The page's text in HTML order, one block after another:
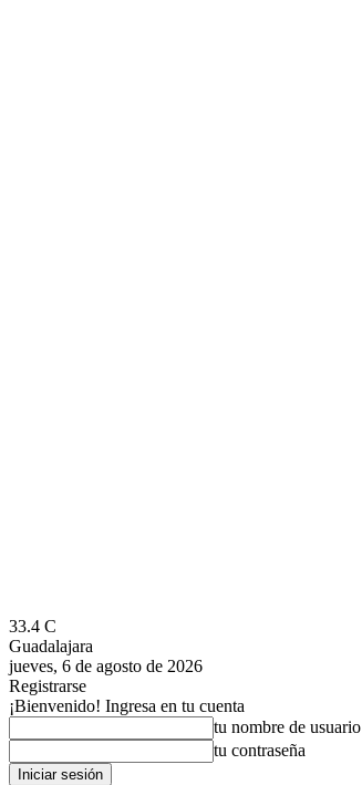
33.4 C
Guadalajara
jueves, 6 de agosto de 2026
Registrarse
¡Bienvenido! Ingresa en tu cuenta
tu nombre de usuario
tu contraseña